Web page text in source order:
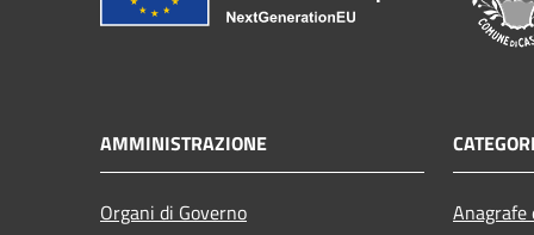
AMMINISTRAZIONE
Organi di Governo